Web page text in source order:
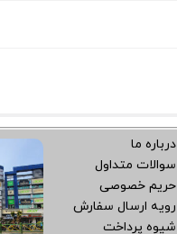
درباره ما
سوالات متداول
حریم خصوصی
رویه ارسال سفارش
شیوه پرداخت